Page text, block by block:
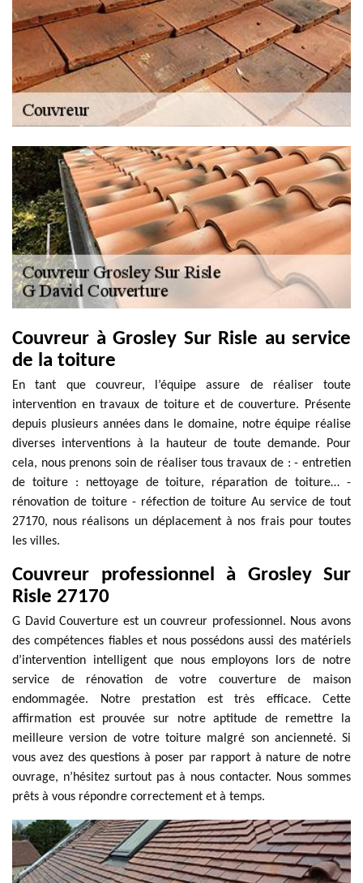
Couvreur à Grosley Sur Risle au service
de la toiture
En tant que couvreur, l’équipe assure de réaliser toute
intervention en travaux de toiture et de couverture. Présente
depuis plusieurs années dans le domaine, notre équipe réalise
diverses interventions à la hauteur de toute demande. Pour
cela, nous prenons soin de réaliser tous travaux de : - entretien
de toiture : nettoyage de toiture, réparation de toiture… -
rénovation de toiture - réfection de toiture Au service de tout
27170, nous réalisons un déplacement à nos frais pour toutes
les villes.
Couvreur professionnel à Grosley Sur
Risle 27170
G David Couverture est un couvreur professionnel. Nous avons
des compétences fiables et nous possédons aussi des matériels
d’intervention intelligent que nous employons lors de notre
service de rénovation de votre couverture de maison
endommagée. Notre prestation est très efficace. Cette
affirmation est prouvée sur notre aptitude de remettre la
meilleure version de votre toiture malgré son ancienneté. Si
vous avez des questions à poser par rapport à nature de notre
ouvrage, n’hésitez surtout pas à nous contacter. Nous sommes
prêts à vous répondre correctement et à temps.